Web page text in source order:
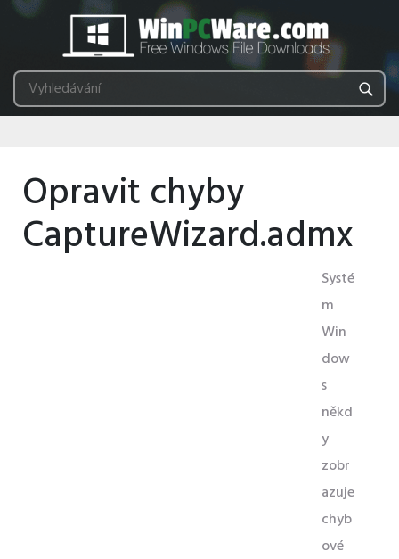
Opravit chyby
CaptureWizard.admx
Systé
m
Win
dow
s
někd
y
zobr
azuje
chyb
ové